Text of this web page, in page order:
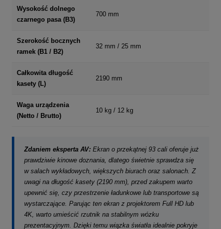
Wysokość dolnego
czarnego pasa (B3)
700 mm
Szerokość bocznych
ramek (B1 / B2)
32 mm / 25 mm
Całkowita długość
kasety (L)
2190 mm
Waga urządzenia
(Netto / Brutto)
10 kg / 12 kg
Zdaniem eksperta AV: Ekran o przekątnej 93 cali oferuje już
prawdziwie kinowe doznania, dlatego świetnie sprawdza się
w salach wykładowych, większych biurach oraz salonach. Z
uwagi na długość kasety (2190 mm), przed zakupem warto
upewnić się, czy przestrzenie ładunkowe lub transportowe są
wystarczające. Parując ten ekran z projektorem Full HD lub
4K, warto umieścić rzutnik na stabilnym wózku
prezentacyjnym. Dzięki temu wiązka światła idealnie pokryje